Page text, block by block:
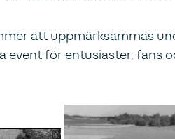
att uppmärksammas
event för entusiaster, fans